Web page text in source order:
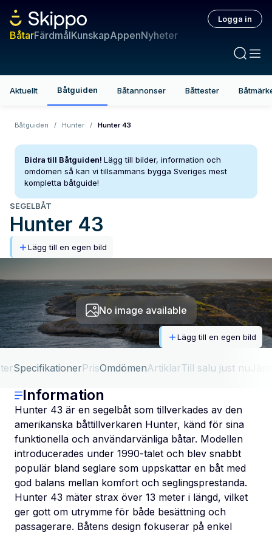
BåtarFärdmålKunskapAppenNyheter
Logga in
Aktuellt Båtguiden Båtannonser Båttester
Båtguiden / Hunter / Hunter 43
Bidra till Båtguiden! Lägg till bilder, information och
omdömen så kan vi tillsammans bygga Sveriges mest
kompletta båtguide!
SEGELBÅT
Hunter 43
Lägg till en egen bild
No image available
Lägg till en egen bild
SpecifikationerPrisOmdömenArtiklarTill salu just nu
Information
Hunter 43 är en segelbåt som tillverkades av den
amerikanska båttillverkaren Hunter, känd för sina
funktionella och användarvänliga båtar. Modellen
introducerades under 1990-talet och blev snabbt
populär bland seglare som uppskattar en båt med
god balans mellan komfort och seglingsprestanda.
Hunter 43 mäter strax över 13 meter i längd, vilket
ger gott om utrymme för både besättning och
passagerare. Båtens design fokuserar på enkel